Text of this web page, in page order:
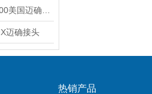
迈确接头
热销产品